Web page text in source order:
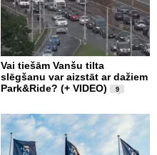
Vai tiešām Vanšu tilta
slēgšanu var aizstāt ar dažiem
Park&Ride? (+ VIDEO)
9